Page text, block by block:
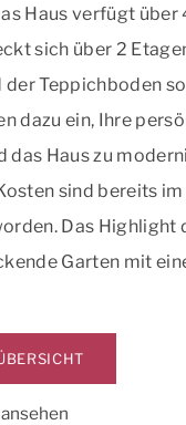
Haus verfügt über
sich über 2
Teppichboden
dazu ein, Ihre
das Haus zu
sind bereits
Das Highlight
Garten mit